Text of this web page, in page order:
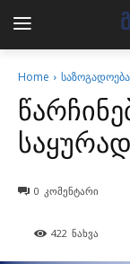
Home საზოგადოება
0 კომენტარი
422 ნახვა